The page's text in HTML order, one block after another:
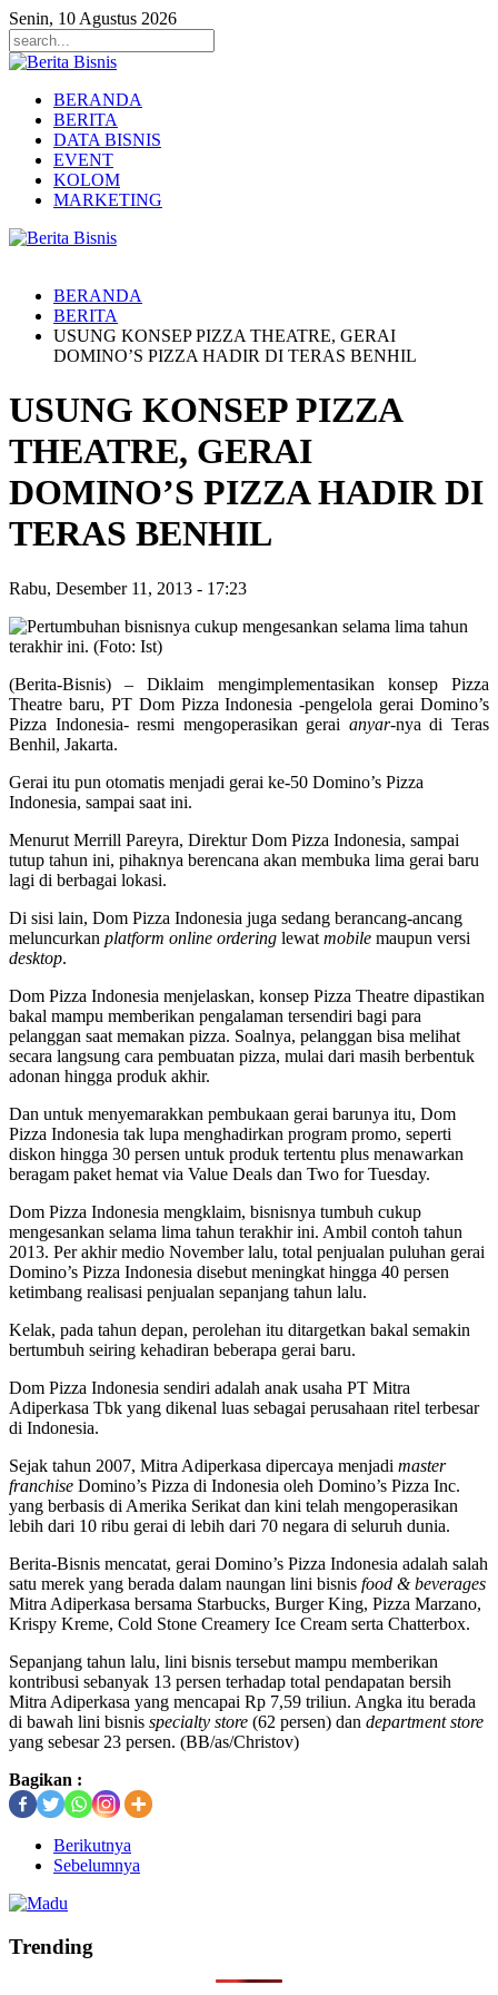
Senin, 10 Agustus 2026
BERANDA
BERITA
DATA BISNIS
EVENT
KOLOM
MARKETING
BERANDA
BERITA
USUNG KONSEP PIZZA THEATRE, GERAI
DOMINO’S PIZZA HADIR DI TERAS BENHIL
USUNG KONSEP PIZZA
THEATRE, GERAI
DOMINO’S PIZZA HADIR DI
TERAS BENHIL
Rabu, Desember 11, 2013 - 17:23
(Berita-Bisnis) – Diklaim mengimplementasikan konsep Pizza
Theatre baru, PT Dom Pizza Indonesia -pengelola gerai Domino’s
Pizza Indonesia- resmi mengoperasikan gerai anyar-nya di Teras
Benhil, Jakarta.
Gerai itu pun otomatis menjadi gerai ke-50 Domino’s Pizza
Indonesia, sampai saat ini.
Menurut Merrill Pareyra, Direktur Dom Pizza Indonesia, sampai
tutup tahun ini, pihaknya berencana akan membuka lima gerai baru
lagi di berbagai lokasi.
Di sisi lain, Dom Pizza Indonesia juga sedang berancang-ancang
meluncurkan platform online ordering lewat mobile maupun versi
desktop.
Dom Pizza Indonesia menjelaskan, konsep Pizza Theatre dipastikan
bakal mampu memberikan pengalaman tersendiri bagi para
pelanggan saat memakan pizza. Soalnya, pelanggan bisa melihat
secara langsung cara pembuatan pizza, mulai dari masih berbentuk
adonan hingga produk akhir.
Dan untuk menyemarakkan pembukaan gerai barunya itu, Dom
Pizza Indonesia tak lupa menghadirkan program promo, seperti
diskon hingga 30 persen untuk produk tertentu plus menawarkan
beragam paket hemat via Value Deals dan Two for Tuesday.
Dom Pizza Indonesia mengklaim, bisnisnya tumbuh cukup
mengesankan selama lima tahun terakhir ini. Ambil contoh tahun
2013. Per akhir medio November lalu, total penjualan puluhan gerai
Domino’s Pizza Indonesia disebut meningkat hingga 40 persen
ketimbang realisasi penjualan sepanjang tahun lalu.
Kelak, pada tahun depan, perolehan itu ditargetkan bakal semakin
bertumbuh seiring kehadiran beberapa gerai baru.
Dom Pizza Indonesia sendiri adalah anak usaha PT Mitra
Adiperkasa Tbk yang dikenal luas sebagai perusahaan ritel terbesar
di Indonesia.
Sejak tahun 2007, Mitra Adiperkasa dipercaya menjadi master
franchise Domino’s Pizza di Indonesia oleh Domino’s Pizza Inc.
yang berbasis di Amerika Serikat dan kini telah mengoperasikan
lebih dari 10 ribu gerai di lebih dari 70 negara di seluruh dunia.
Berita-Bisnis mencatat, gerai Domino’s Pizza Indonesia adalah salah
satu merek yang berada dalam naungan lini bisnis food & beverages
Mitra Adiperkasa bersama Starbucks, Burger King, Pizza Marzano,
Krispy Kreme, Cold Stone Creamery Ice Cream serta Chatterbox.
Sepanjang tahun lalu, lini bisnis tersebut mampu memberikan
kontribusi sebanyak 13 persen terhadap total pendapatan bersih
Mitra Adiperkasa yang mencapai Rp 7,59 triliun. Angka itu berada
di bawah lini bisnis specialty store (62 persen) dan department store
yang sebesar 23 persen. (BB/as/Christov)
Bagikan :
Berikutnya
Sebelumnya
Trending